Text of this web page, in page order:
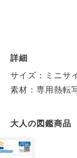
詳細
サイズ：ミニサ
素材：専用熱転
大人の図鑑商品